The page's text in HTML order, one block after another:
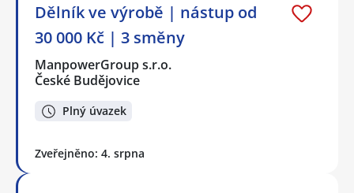
Dělník ve výrobě | nástup od
30 000 Kč | 3 směny
ManpowerGroup s.r.o.
České Budějovice
Plný úvazek
Zveřejněno: 4. srpna